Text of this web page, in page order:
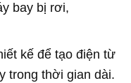
bay bị rơi,
kế để tạo điện từ
trong thời gian dài.